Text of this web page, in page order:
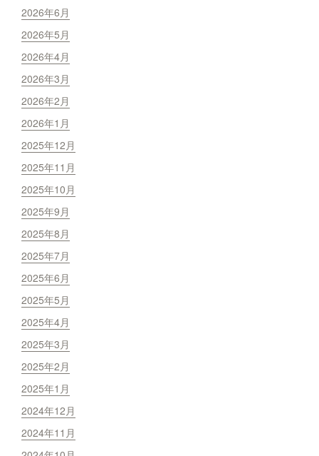
2026年6月
2026年5月
2026年4月
2026年3月
2026年2月
2026年1月
2025年12月
2025年11月
2025年10月
2025年9月
2025年8月
2025年7月
2025年6月
2025年5月
2025年4月
2025年3月
2025年2月
2025年1月
2024年12月
2024年11月